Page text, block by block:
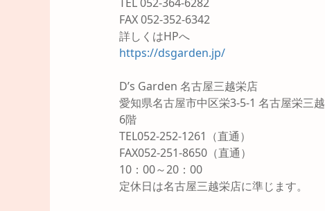
FAX 052-352-6342
詳しくはHPへ
https://dsgarden.jp/
D’s Garden 名古屋三越栄店
愛知県名古屋市中区栄3-5-1 名古屋栄三越
6階
TEL052-252-1261（直通）
FAX052-251-8650（直通）
10：00～20：00
定休日は名古屋三越栄店に準じます。